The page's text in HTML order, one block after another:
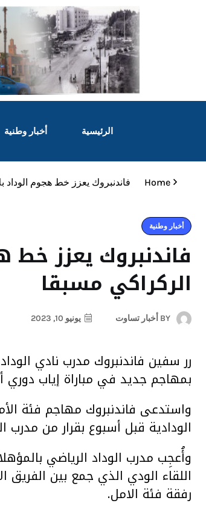
الرئيسية أخبار وطنية
Home فاندنبروك يعزز خط هجوم الوداد
أخبار وطنية
فاندنبروك يعزز خط
الركراكي مسبقا
BY أخبار تساوت يونيو 10, 2023
رر سفين فاندنبروك مدرب نادي
بمهاجم جديد في مباراة إياب دوري
واستدعى فاندنبروك مهاجم فئة
الودادية قبل أسبوع بقرار من مدرب
وأُعجِب مدرب الوداد الرياضي
اللقاء الودي الذي جمع بين الفريق
رفقة فئة الامل.